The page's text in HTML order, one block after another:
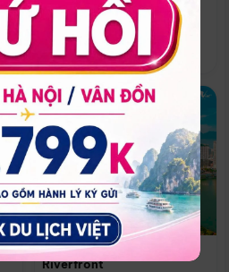
Quoc
Phú Quốc
★ 5.0
Melia Vinpearl Danang
Riverfront